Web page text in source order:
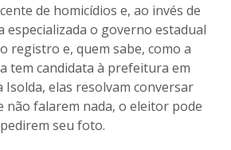
de homicídios e, ao invés de
especializada o governo estadual
registro e, quem sabe, como a
tem candidata à prefeitura em
elas resolvam conversar
não falarem nada, o eleitor pode
seu foto.